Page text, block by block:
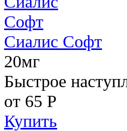
Сиалис Софт
20мг
Быстрое
от 65 Р
Купить